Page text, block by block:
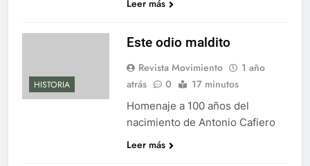
Leer más
HISTORIA
Este odio maldito
Revista Movimiento
1 año
atrás
0 17 minutos
Homenaje a 100 años del
nacimiento de Antonio Cafiero
Leer más